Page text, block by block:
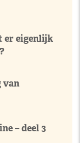
er eigenlijk
van
– deel 3